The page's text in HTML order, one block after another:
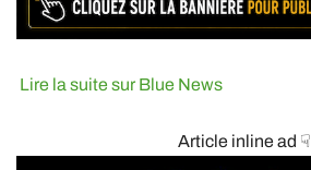
Lire la suite sur Blue News
Article inline ad ☟